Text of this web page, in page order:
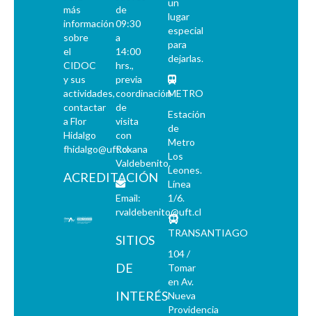
más
información
sobre
el
CIDOC
y sus
actividades,
contactar
a Flor
Hidalgo
fhidalgo@uft.cl
ACREDITACIÓN
de
09:30
a
14:00
hrs.,
previa
coordinación
de
visita
con
Roxana
Valdebenito.
Email:
rvaldebenito@uft.cl
SITIOS
DE
INTERÉS
un
lugar
especial
para
dejarlas.
METRO
Estación
de
Metro
Los
Leones.
Línea
1/6.
TRANSANTIAGO
104 /
Tomar
en Av.
Nueva
Providencia